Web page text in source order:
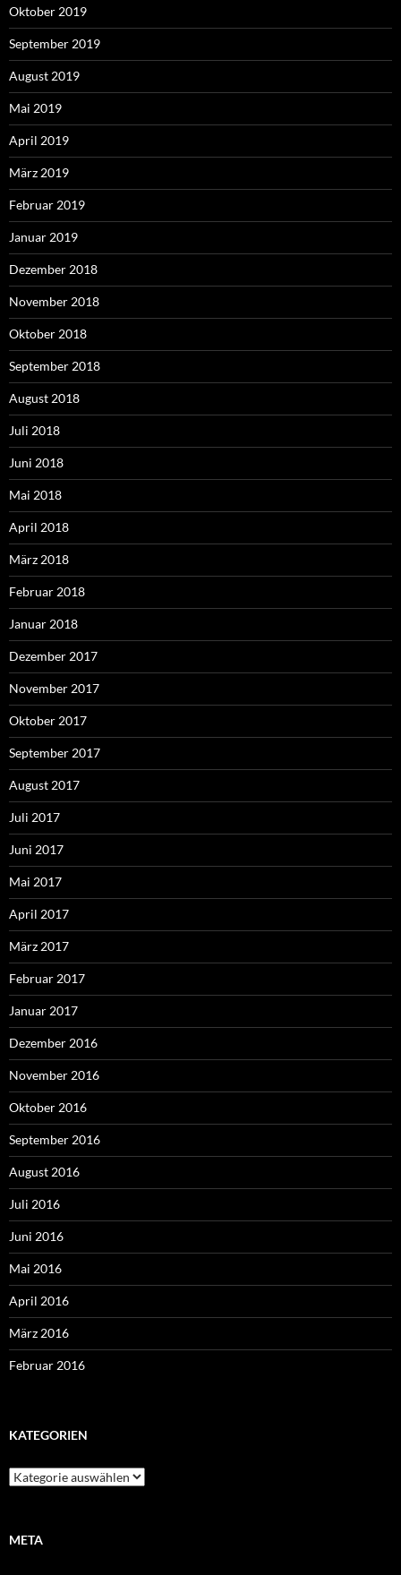
Oktober 2019
September 2019
August 2019
Mai 2019
April 2019
März 2019
Februar 2019
Januar 2019
Dezember 2018
November 2018
Oktober 2018
September 2018
August 2018
Juli 2018
Juni 2018
Mai 2018
April 2018
März 2018
Februar 2018
Januar 2018
Dezember 2017
November 2017
Oktober 2017
September 2017
August 2017
Juli 2017
Juni 2017
Mai 2017
April 2017
März 2017
Februar 2017
Januar 2017
Dezember 2016
November 2016
Oktober 2016
September 2016
August 2016
Juli 2016
Juni 2016
Mai 2016
April 2016
März 2016
Februar 2016
KATEGORIEN
Kategorien
META